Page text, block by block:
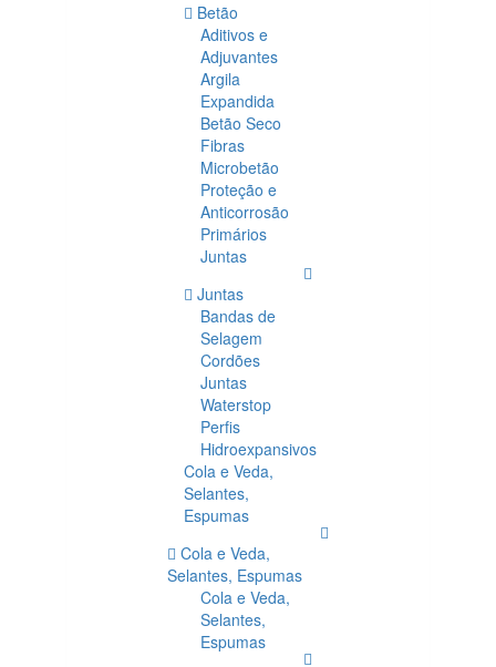
Betão
Aditivos e
Adjuvantes
Argila
Expandida
Betão Seco
Fibras
Microbetão
Proteção e
Anticorrosão
Primários
Juntas
Juntas
Bandas de
Selagem
Cordões
Juntas
Waterstop
Perfis
Hidroexpansivos
Cola e Veda,
Selantes,
Espumas
Cola e Veda,
Selantes, Espumas
Cola e Veda,
Selantes,
Espumas